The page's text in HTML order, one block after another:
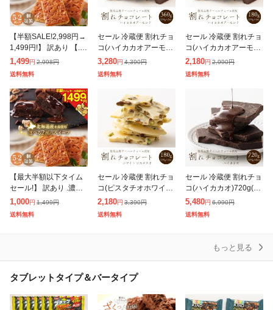
【半額SALE!2,998円→
1,499円!】 訳あり 【.濃
厚ショコラブラウニー
黄金フロランタン10
1,499円 2,998円
送料無料
セール 冷蔵便 割れチョ
コ(ハイカカオアーモン
ド)360g(180g×2袋) 送
料無料 チョコレート ク
3,280円 4,390円
送料無料
セール 冷蔵便 割れチョ
コ(ハイカカオアーモン
ド)180g 送料無料 チョ
コレート クーベルチュ
2,180円 2,990円
送料無料
【最大半額以下タイム
セール!】 訳あり .濃厚
ショコラブラウニー黄
金フロランタン5個.【D
1,000円 1,499円
送料無料
セール 冷蔵便 割れチョ
コ(ピスタチオホワイト)
180g 送料無料 チョコ
レート クーベルチュー
2,180円 3,390円
送料無料
セール 冷蔵便 割れチョ
コ(ハイカカオ)720g(18
0g×4袋) 送料無料 チョ
コレート クーベルチュ
5,480円 6,990円
送料無料
もっと見る
タブレットタイプ＆バータイプ